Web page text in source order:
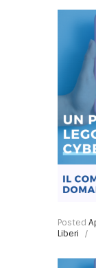
Posted
Liberi